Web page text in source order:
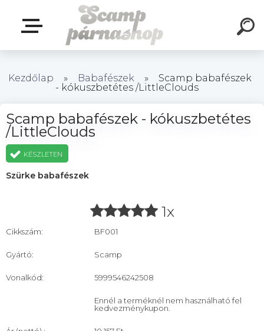
Kezdőlap » Babafészek »
Scamp babafészek
- kókuszbetétes /LittleClouds
Scamp babafészek - kókuszbetétes
/LittleClouds
KÉSZLETEN
Szürke babafészek
1x
Cikkszám: BF001
Gyártó: Scamp
Vonalkód: 5999546242508
Ennél a terméknél nem használható fel
kedvezménykupon.